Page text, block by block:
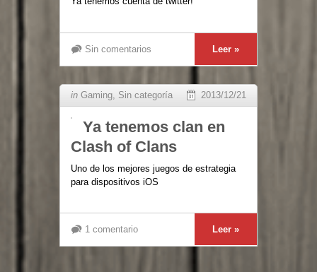
Sin comentarios Leer »
in Gaming Sin categoría 2013/12/21
Ya tenemos clan en
Clash of Clans
Uno de los mejores juegos de estrategia
para dispositivos iOS
1 comentario Leer »